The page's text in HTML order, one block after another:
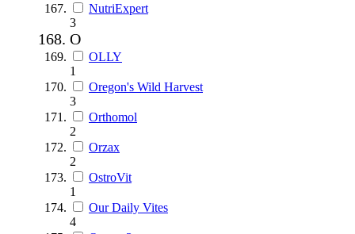
NutriExpert
3
O
OLLY
1
Oregon's Wild Harvest
3
Orthomol
2
Orzax
2
OstroVit
1
Our Daily Vites
4